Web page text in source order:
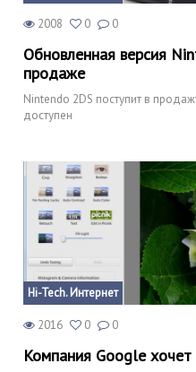
2008 0 0
Обновленная версия
продаже
Nintendo 2DS поступит в
доступен
Hi-Tech. Интернет
2016 0 0
Компания Google хочет